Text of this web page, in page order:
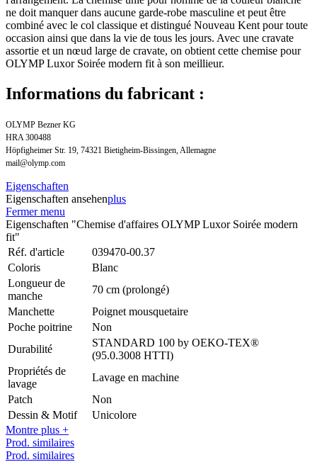
ne doit manquer dans aucune garde-robe masculine et peut être
combiné avec le col classique et distingué Nouveau Kent pour toute
occasion ainsi que dans la vie de tous les jours. Avec une cravate
assortie et un nœud large de cravate, on obtient cette chemise pour
OLYMP Luxor Soirée modern fit à son meillieur.
Informations du fabricant :
OLYMP Bezner KG
HRA 300488
Höpfigheimer Str. 19, 74321 Bietigheim-Bissingen, Allemagne
mail@olymp.com
Eigenschaften
Eigenschaften ansehenplus
Fermer menu
Eigenschaften "Chemise d'affaires OLYMP Luxor Soirée modern
fit"
Réf. d'article
039470-00.37
Coloris
Blanc
Longueur de
manche
70 cm (prolongé)
Manchette
Poignet mousquetaire
Poche poitrine
Non
Durabilité
STANDARD 100 by OEKO-TEX®
(95.0.3008 HTTI)
Propriétés de
lavage
Lavage en machine
Patch
Non
Dessin & Motif
Unicolore
Montre plus +
Prod. similaires
Prod. similaires